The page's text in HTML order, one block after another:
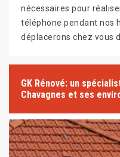
nécessaires pour
téléphone pendant nos
déplacerons chez vous
GK Rénové: un
Chavagnes et ses